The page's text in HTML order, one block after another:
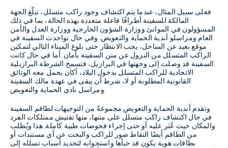
فعلى سبيل المثال، عندما يتم اكتشاف وجود راكب متسلل، تبلّغ الجهة
المالكة للسفينة أطرافًا فاعلة متعددة بهذه الحالة، بما في ذلك
المسؤولون في الموانئ ووزارة الشؤون الخارجية ووزارة العدل والأمن
العام ومراسلو أندية الحماية والتعويض. وفي حال تواجدت السفينة في
موقع بعيد عن الساحل، يجب الانتظار حتى بلوغ الميناء التالي لتمكين
الراكب المتسلل من النزول عن متن السفينة بأمان. أما في حال كانت
السفينة قد وصلت إلى وجهتها في البرازيل، فتسمح الشرطة البرازيلية
الاتحادية للراكب المتسلل بدخول البلاد، أكان يحمل معه الوثائق
القانونية المطلوبة أو لا، شرط أن يبقى في عهدة مالك السفينة
ومراسل نادي الحماية والتعويض.
وتقدم أندية الحماية والتعويض مجموعةً من التوجيهات لطاقم السفينة
في حال اكتشاف راكب متسلل على متنها، منها تفتيش ممتلكات الفرد
والمكان حيث عُثر عليه أو حتى إجراء فحوصات طبية كاملة. هذا ويُطلب
من الطاقم أيضًا التقاط صور للراكب والبحث عن أي مستندات أو
بطاقات هوية يكون قد خبأها واستجوابه لتحديد أسباب تسلله إلى